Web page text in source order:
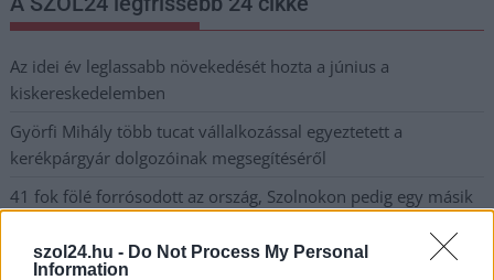
szol24.hu - Do Not Process My Personal
Information
Az idei év leglassabb növekedését hozta a június a
kiskereskedelemben
Györfi Mihály több tucat vállalkozással egyeztetett a
kerékpárgyár dolgozóinak megsegítéséről
41 fok fölé forrósodott az ország, Szolnokon pedig egy másik
Egy telefonhívást akart, végül rendőrök vitték el a mezőtúri